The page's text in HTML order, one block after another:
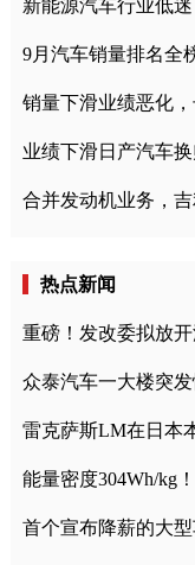
新能源汽车行业低
9月汽车销量排名全
销量下滑业绩恶化
业绩下滑日产汽车
合并发动机业务，
热点新闻
重磅！发改委拟放
众泰汽车一大楼突
雷克萨斯LM在日本
能量密度304Wh/kg